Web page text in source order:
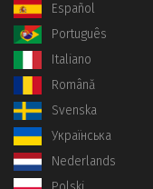
Español
Português
Italiano
Română
Svenska
Українська
Nederlands